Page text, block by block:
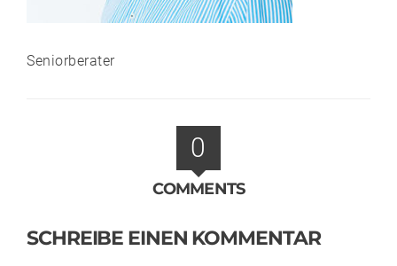
Seniorberater
0
COMMENTS
SCHREIBE EINEN KOMMENTAR